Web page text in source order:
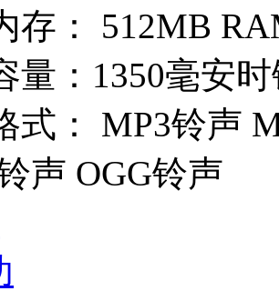
存：
512MB
量： 1350毫安
式：
MP3铃声
声 OGG铃声